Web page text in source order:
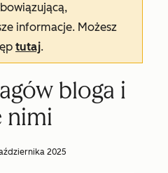
informacje. Możesz
tutaj.
bloga i
nimi
2025